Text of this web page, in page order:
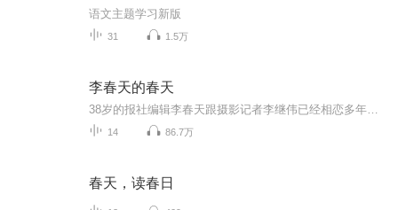
语文主题学习新版
31 1.5万
李春天的春天
14 86.7万
春天，读春日